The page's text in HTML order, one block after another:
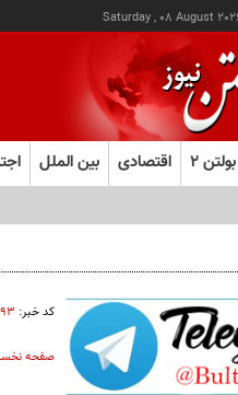
Saturday , 08 August
بولتن ۲ اقتصادی بین الملل
کد خبر:
صفحه